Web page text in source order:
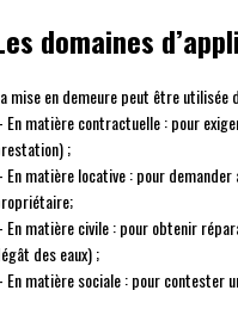
domaines
mise en demeure peut être utilisée
En matière contractuelle : pour
;
En matière locative : pour
En matière civile : pour obtenir
des eaux) ;
En matière sociale : pour contester